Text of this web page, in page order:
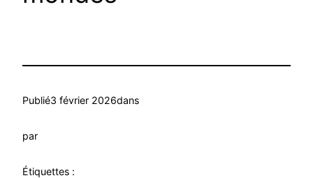
Publié3 février 2026dans
par
Étiquettes :